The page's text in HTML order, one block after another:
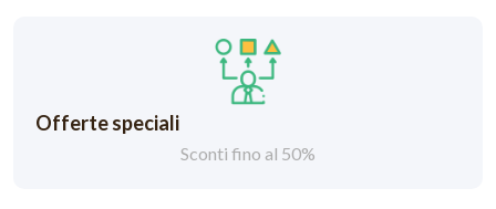
Offerte speciali
Sconti fino al 50%